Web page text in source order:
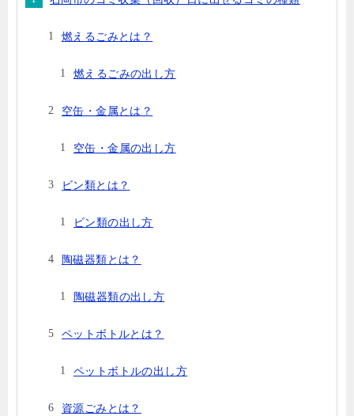
燃えるごみとは？
燃えるごみの出し方
空缶・金属とは？
空缶・金属の出し方
ビン類とは？
ビン類の出し方
陶磁器類とは？
陶磁器類の出し方
ペットボトルとは？
ペットボトルの出し方
資源ごみとは？